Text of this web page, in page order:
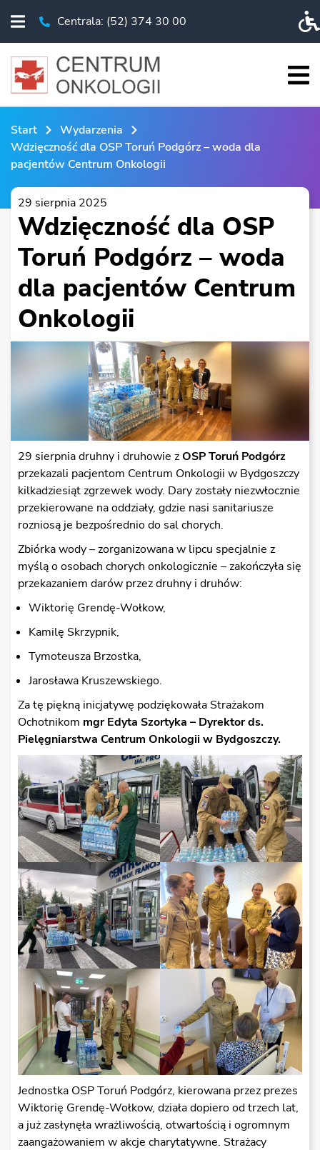
Rozwiń menu
Telefon Centrala: (52) 374 30 00
Centrala: (52) 374 30 00
O NAS
PACJENT
BADANIA I EDUKACJA
KSO
WYDARZENIA
CHIRURGIA ROBOTYCZNA
ESKLEP
Start
Wydarzenia
Wdzięczność dla OSP Toruń Podgórz – woda dla
pacjentów Centrum Onkologii
29 sierpnia 2025
Wdzięczność dla OSP
Toruń Podgórz – woda
dla pacjentów Centrum
Onkologii
29 sierpnia druhny i druhowie zOSP Toruń Podgórz
przekazali pacjentom Centrum Onkologii w Bydgoszczy
kilkadziesiąt zgrzewek wody. Dary zostały niezwłocznie
przekierowane na oddziały, gdzie nasi sanitariusze
rozniosą je bezpośrednio do sal chorych.
Zbiórka wody – zorganizowana w lipcu specjalnie z
myślą o osobach chorych onkologicznie – zakończyła się
przekazaniem darów przez druhny i druhów:
Wiktorię Grendę-Wołkow,
Kamilę Skrzypnik,
Tymoteusza Brzostka,
Jarosława Kruszewskiego.
Za tę piękną inicjatywę podziękowała Strażakom
Ochotnikom mgr Edyta Szortyka – Dyrektor ds.
Pielęgniarstwa Centrum Onkologii w Bydgoszczy.
Jednostka OSP Toruń Podgórz, kierowana przez prezes
Wiktorię Grendę-Wołkow, działa dopiero od trzech lat,
a już zasłynęła wrażliwością, otwartością i ogromnym
zaangażowaniem w akcje charytatywne. Strażacy